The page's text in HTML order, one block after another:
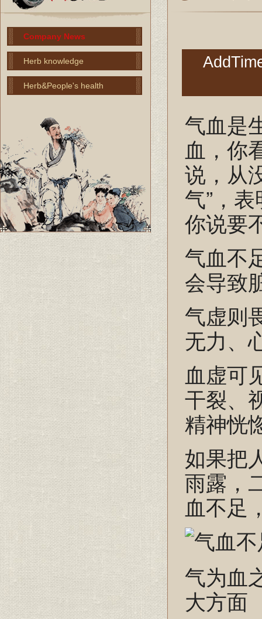
Company News
Herb knowledge
Herb&People's health
气血是
血，你
说，从
气”，
你说要
气血不
会导致
气虚则
无力、
血虚可
干裂、
精神恍
如果把
雨露，
血不足
气为血
大方面